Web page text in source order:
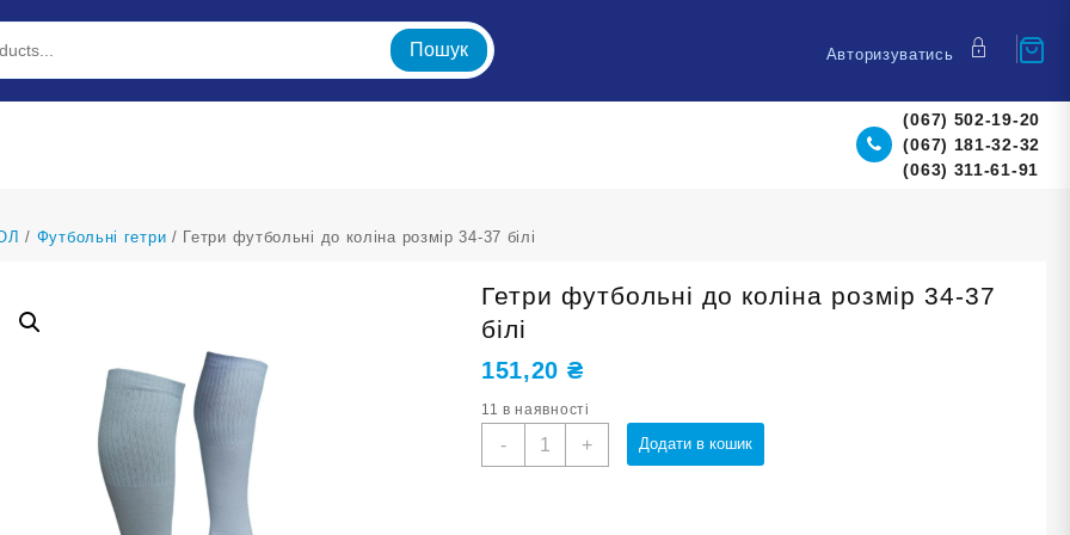
Пошук Авторизуватись
(067) 502-19-20
(067) 181-32-32
(063) 311-61-91
/ Футбольні гетри / Гетри футбольні до коліна розмір 34-37 білі
Гетри футбольні до коліна розмір 34-37
білі
151,20 ₴
11 в наявності
-
Гетри
+ Додати в кошик